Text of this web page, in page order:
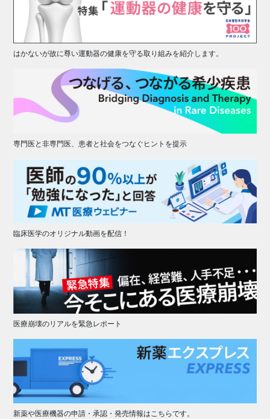
はかないが故に尊い運動器の健康を守る取り組みを紹介します。
専門医と非専門医、患者と社会をつなぐヒントを提示
臨床医学のオリジナル動画を配信！
医療崩壊のリアルを緊急レポート
新薬や医療機器の申請・承認・発売情報はこちらです。